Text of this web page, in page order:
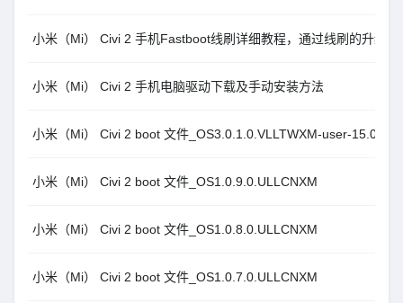
小米（Mi） Civi 2 手机Fastboot线刷详细教程，通过线刷的升级方
小米（Mi） Civi 2 手机电脑驱动下载及手动安装方法
小米（Mi） Civi 2 boot 文件_OS3.0.1.0.VLLTWXM-user-15.0
小米（Mi） Civi 2 boot 文件_OS1.0.9.0.ULLCNXM
小米（Mi） Civi 2 boot 文件_OS1.0.8.0.ULLCNXM
小米（Mi） Civi 2 boot 文件_OS1.0.7.0.ULLCNXM